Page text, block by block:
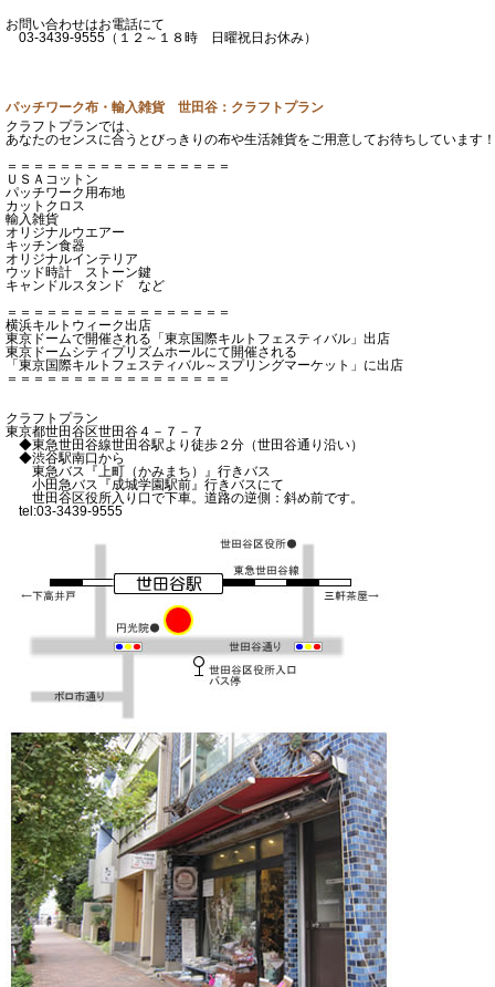
お問い合わせはお電話にて
03-3439-9555（１２～１８時 日曜祝日お休み）
パッチワーク布・輸入雑貨 世田谷：クラフトプラン
クラフトプランでは、
あなたのセンスに合うとびっきりの布や生活雑貨をご用意してお待ちしています！
＝＝＝＝＝＝＝＝＝＝＝＝＝＝＝＝＝
ＵＳＡコットン
パッチワーク用布地
カットクロス
輸入雑貨
オリジナルウエアー
キッチン食器
オリジナルインテリア
ウッド時計 ストーン鍵
キャンドルスタンド など
＝＝＝＝＝＝＝＝＝＝＝＝＝＝＝＝＝
横浜キルトウィーク出店
東京ドームで開催される「東京国際キルトフェスティバル」出店
東京ドームシティプリズムホールにて開催される
「東京国際キルトフェスティバル～スプリングマーケット」に出店
＝＝＝＝＝＝＝＝＝＝＝＝＝＝＝＝＝
クラフトプラン
東京都世田谷区世田谷４－７－７
◆東急世田谷線世田谷駅より徒歩２分（世田谷通り沿い）
◆渋谷駅南口から
東急バス『上町（かみまち）』行きバス
小田急バス『成城学園駅前』行きバスにて
世田谷区役所入り口で下車。道路の逆側：斜め前です。
tel:03-3439-9555